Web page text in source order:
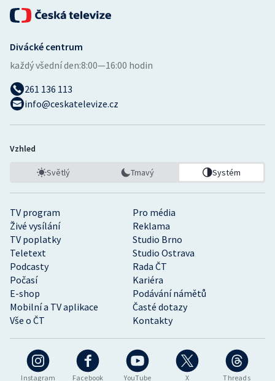
Instagram Facebook YouTube X Threads
TV program
Pro média
Živé vysílání
Reklama
TV poplatky
Studio Brno
Teletext
Studio Ostrava
Podcasty
Rada ČT
Počasí
Kariéra
E-shop
Podávání námětů
Mobilní a TV aplikace
Časté dotazy
Vše o ČT
Kontakty
Divácké centrum
každý všední den:8:00—16:00 hodin
261 136 113
info@ceskatelevize.cz
Vzhled
Světlý Tmavý Systém